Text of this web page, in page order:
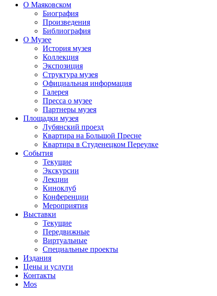
О Маяковском
Биография
Произведения
Библиография
О Музее
История музея
Коллекция
Экспозиция
Структура музея
Официальная информация
Галерея
Пресса о музее
Партнеры музея
Площадки музея
Лубянский проезд
Квартира на Большой Пресне
Квартира в Студенецком Переулке
События
Текущие
Экскурсии
Лекции
Киноклуб
Конференции
Мероприятия
Выставки
Текущие
Передвижные
Виртуальные
Специальные проекты
Издания
Цены и услуги
Контакты
Mos